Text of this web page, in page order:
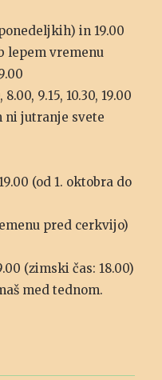
in 19.00
lepem vremenu
9.15, 10.30, 19.00
ni jutranje svete
(od 1. oktobra do
pred cerkvijo)
(zimski čas: 18.00)
med tednom.